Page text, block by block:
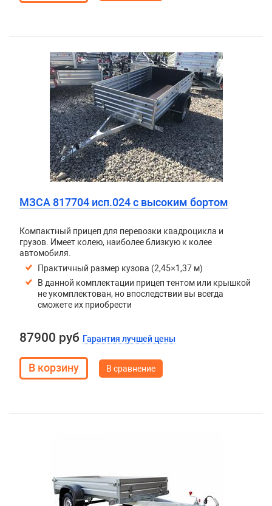
МЗСА 817704 исп.024 с высоким бортом
Компактный прицеп для перевозки квадроцикла и
грузов. Имеет колею, наиболее близкую к колее
автомобиля.
Практичный размер кузова (2,45×1,37 м)
В данной комплектации прицеп тентом или крышкой
не укомплектован, но впоследствии вы всегда
сможете их приобрести
87900 руб Гарантия лучшей цены
В сравнение